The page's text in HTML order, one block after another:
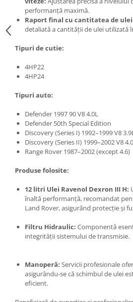
performanță maximă.
Raport final cu cantitatea de
detaliată a cantității de ulei utilizată
Tipuri de cutie:
4HP22
4HP24
Tipuri auto:
Defender 1997 90 V8 4.0L
Defender 50th Special Edition
Discovery (Series I) 1992–1999 V8
Discovery (Series II) 1999–2002 V8
Range Rover 1987–2002 (except 4.6)
Produse folosite:
12 litri Ulei Ravenol Dexron III H:
înaltă performanță, recomandat
Land Rover, asigurând protecție și
Filtru Hidraulic: Componentă
integrității sistemului de transmisie.
Manoperă: Servicii profesionale
asigurându-se că schimbul de ulei
eficient.